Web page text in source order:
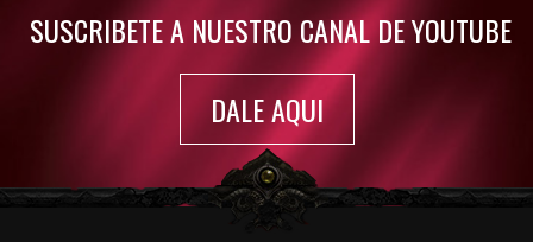
SUSCRIBETE A NUESTRO CANAL DE YOUTUBE
DALE AQUI